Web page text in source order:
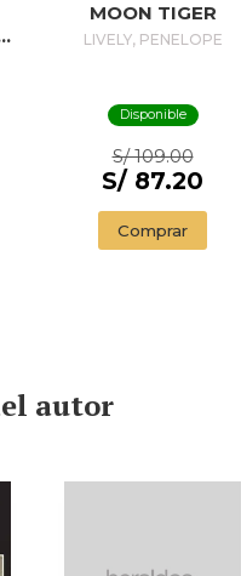
MOON TIGER
LIVELY, PENELOPE
Disponible
S/ 109.00
S/ 87.20
Comprar
autor